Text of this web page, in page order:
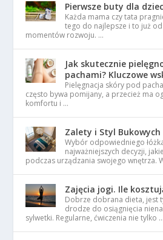
Pierwsze buty dla
Każda mama czy tata
tego do najlepsze i to już
momentów rozwoju. …
Jak skutecznie
pachami? Kluczowe
Pielęgnacja skóry pod
często bywa pomijany, a przecież ma
komfortu i …
Zalety i Styl
Wybór odpowiedniego
najważniejszych decyzji,
podczas urządzania swojego wnętrza.
Zajęcia jogi. Ile
Dobrze dobrana dieta, jest
drodze do osiągnięcia
sylwetki. Regularne, ćwiczenia nie tylko …